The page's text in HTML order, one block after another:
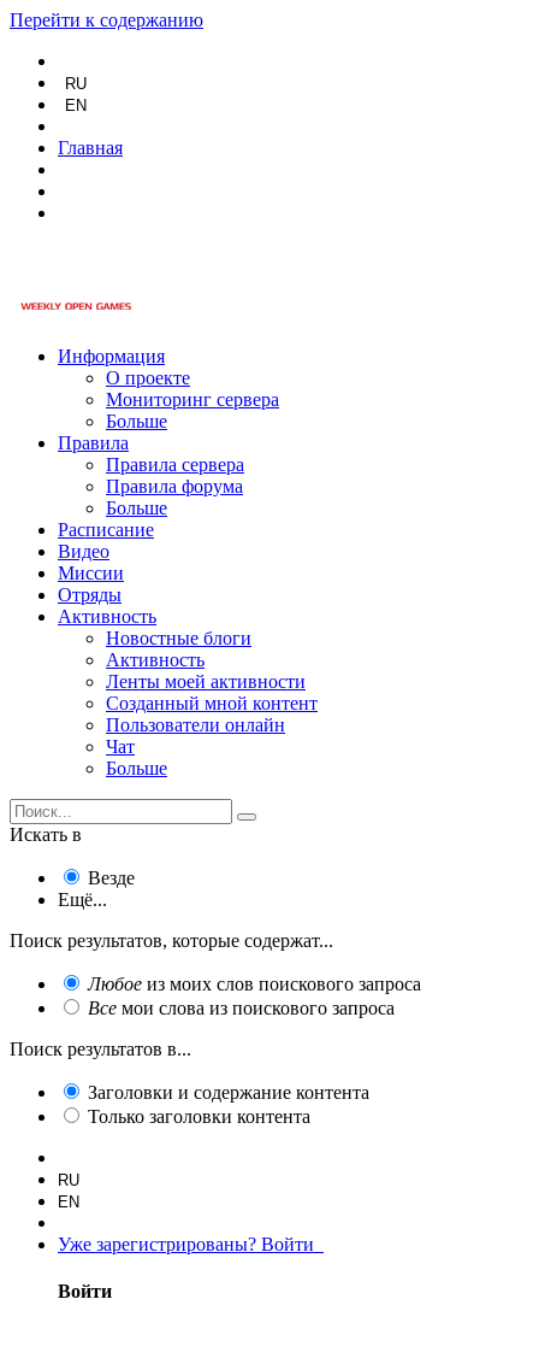
Перейти к содержанию
RU
EN
Главная
Информация
О проекте
Мониторинг сервера
Больше
Правила
Правила сервера
Правила форума
Больше
Расписание
Видео
Миссии
Отряды
Активность
Новостные блоги
Активность
Ленты моей активности
Созданный мной контент
Пользователи онлайн
Чат
Больше
Искать в
Везде
Ещё...
Поиск результатов, которые содержат...
Любое из моих слов поискового запроса
Все мои слова из поискового запроса
Поиск результатов в...
Заголовки и содержание контента
Только заголовки контента
RU
EN
Уже зарегистрированы? Войти
Войти